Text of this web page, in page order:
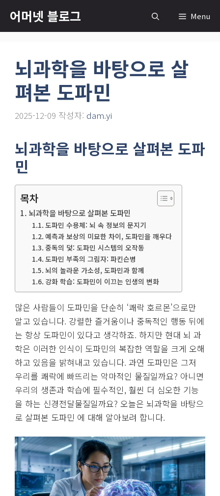
츠
어머넷 블로그 Menu
뇌과학을 바탕으로 살
펴본 도파민
2025-12-09 작성자: dam.yi
뇌과학을 바탕으로 살펴본 도파
민
목차
뇌과학을 바탕으로 살펴본 도파민
도파민 수용체: 뇌 속 정보의 문지기
예측과 보상의 미묘한 차이, 도파민을 깨우다
중독의 덫: 도파민 시스템의 오작동
도파민 부족의 그림자: 파킨슨병
뇌의 놀라운 가소성, 도파민과 함께
강화 학습: 도파민이 이끄는 인생의 변화
많은 사람들이 도파민을 단순히 ‘쾌락 호르몬’으로만
알고 있습니다. 강렬한 즐거움이나 중독적인 행동 뒤에
는 항상 도파민이 있다고 생각하죠. 하지만 현대 뇌 과
학은 이러한 인식이 도파민의 복잡한 역할을 크게 오해
하고 있음을 밝혀내고 있습니다. 과연 도파민은 그저
우리를 쾌락에 빠뜨리는 악마적인 물질일까요? 아니면
우리의 생존과 학습에 필수적인, 훨씬 더 심오한 기능
을 하는 신경전달물질일까요? 오늘은 뇌과학을 바탕으
로 살펴본 도파민 에 대해 알아보려 합니다.